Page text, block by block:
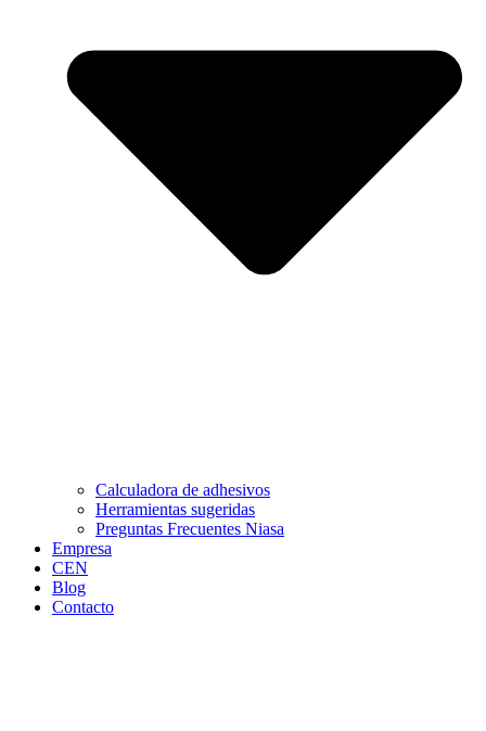
Calculadora de adhesivos
Herramientas sugeridas
Preguntas Frecuentes Niasa
Empresa
CEN
Blog
Contacto